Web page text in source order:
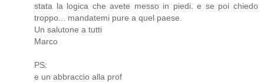
stata la logica che avete messo in piedi. e se poi chiedo
troppo... mandatemi pure a quel paese.
Un salutone a tutti
Marco
PS:
e un abbraccio alla prof